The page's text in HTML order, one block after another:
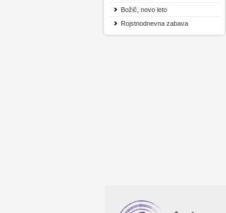
Božič, novo leto
Rojstnodnevna zabava